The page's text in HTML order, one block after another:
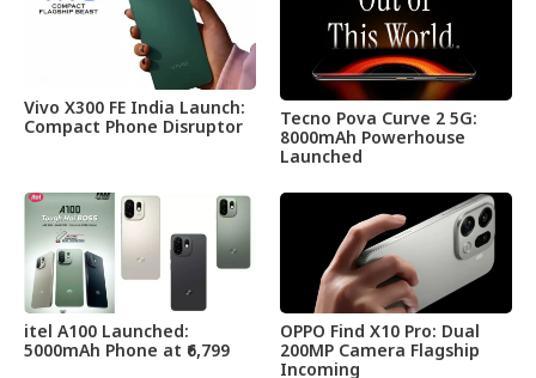
Vivo X300 FE India Launch:
Compact Phone Disruptor
Tecno Pova Curve 2 5G:
8000mAh Powerhouse
Launched
itel A100 Launched:
5000mAh Phone at ₹6,799
OPPO Find X10 Pro: Dual
200MP Camera Flagship
Incoming